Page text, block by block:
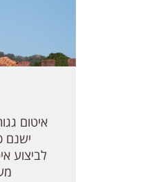
איטום
ישנם
לביצוע